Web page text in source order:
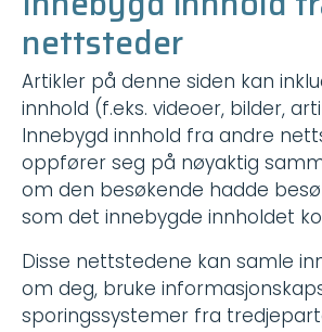
nettsteder
Artikler på denne siden kan
innhold (f.eks. videoer, bilder,
Innebygd innhold fra andre
oppfører seg på nøyaktig
om den besøkende hadde
som det innebygde innholdet
Disse nettstedene kan samle
om deg, bruke
sporingssystemer fra